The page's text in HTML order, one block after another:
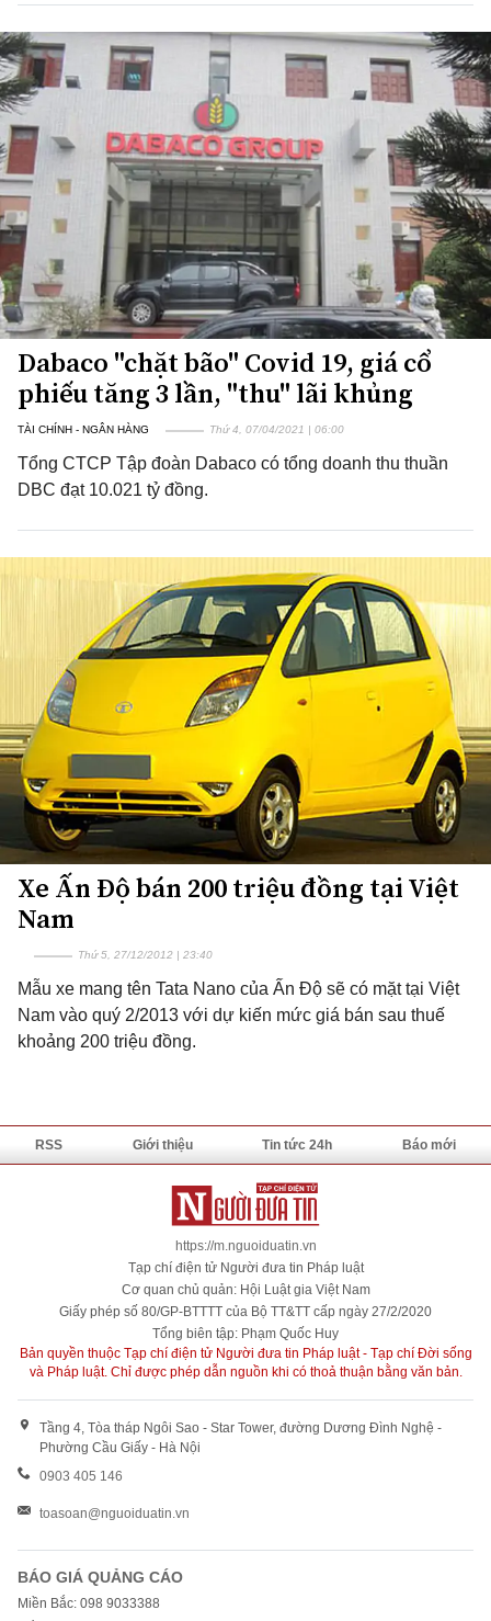
Dabaco "chặt bão" Covid 19, giá cổ
phiếu tăng 3 lần, "thu" lãi khủng
TÀI CHÍNH - NGÂN HÀNG Thứ 4, 07/04/2021 | 06:00
Tổng CTCP Tập đoàn Dabaco có tổng doanh thu thuần
DBC đạt 10.021 tỷ đồng.
Xe Ấn Độ bán 200 triệu đồng tại Việt
Nam
Thứ 5, 27/12/2012 | 23:40
Mẫu xe mang tên Tata Nano của Ấn Độ sẽ có mặt tại Việt
Nam vào quý 2/2013 với dự kiến mức giá bán sau thuế
khoảng 200 triệu đồng.
RSS Giới thiệu Tin tức 24h Báo mới
https://m.nguoiduatin.vn
Tạp chí điện tử Người đưa tin Pháp luật
Cơ quan chủ quản: Hội Luật gia Việt Nam
Giấy phép số 80/GP-BTTTT của Bộ TT&TT cấp ngày 27/2/2020
Tổng biên tập: Phạm Quốc Huy
Bản quyền thuộc Tạp chí điện tử Người đưa tin Pháp luật - Tạp chí Đời sống
và Pháp luật. Chỉ được phép dẫn nguồn khi có thoả thuận bằng văn bản.
Tầng 4, Tòa tháp Ngôi Sao - Star Tower, đường Dương Đình Nghệ -
Phường Cầu Giấy - Hà Nội
0903 405 146
toasoan@nguoiduatin.vn
BÁO GIÁ QUẢNG CÁO
Miền Bắc: 098 9033388